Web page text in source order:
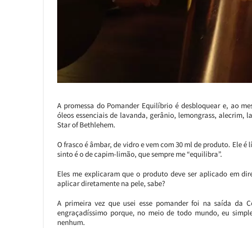
A promessa do Pomander Equilíbrio é desbloquear e, ao
óleos essenciais de lavanda, gerânio, lemongrass, alecrim,
Star of Bethlehem.
O frasco é âmbar, de vidro e vem com 30 ml de produto. Ele
sinto é o de capim-limão, que sempre me “equilibra”.
Eles me explicaram que o produto deve ser aplicado em
aplicar diretamente na pele, sabe?
A primeira vez que usei esse pomander foi na saída da
engraçadíssimo porque, no meio de todo mundo, eu
nenhum.